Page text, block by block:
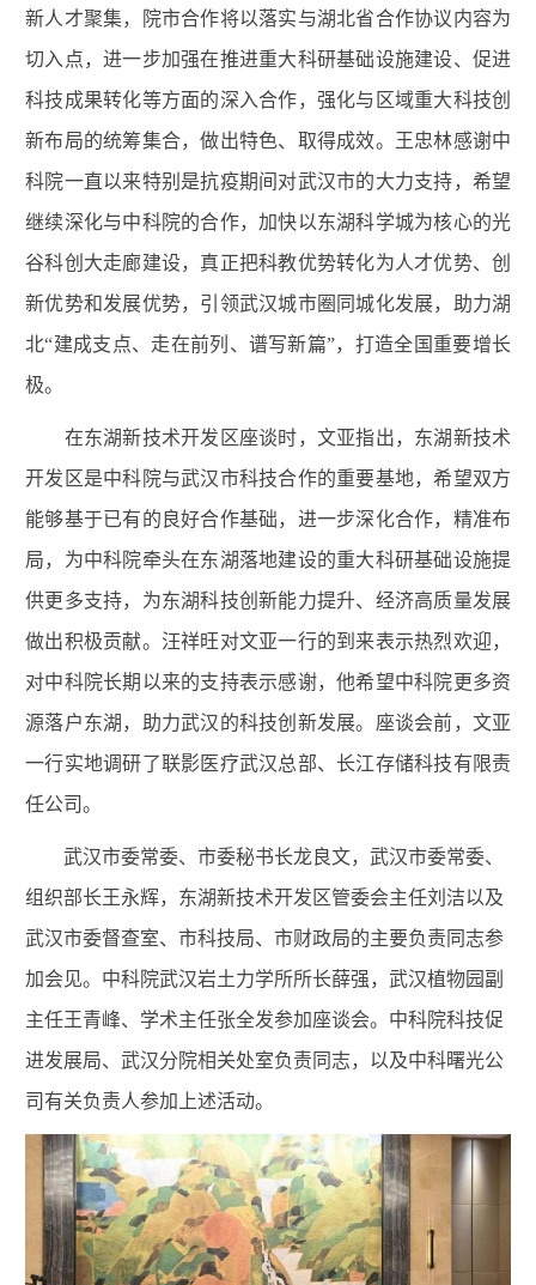
新人才聚集，院市合作将以落实与湖北省合作协议内容为
切入点，进一步加强在推进重大科研基础设施建设、促进
科技成果转化等方面的深入合作，强化与区域重大科技创
新布局的统筹集合，做出特色、取得成效。王忠林感谢中
科院一直以来特别是抗疫期间对武汉市的大力支持，希望
继续深化与中科院的合作，加快以东湖科学城为核心的光
谷科创大走廊建设，真正把科教优势转化为人才优势、创
新优势和发展优势，引领武汉城市圈同城化发展，助力湖
北“建成支点、走在前列、谱写新篇”，打造全国重要增长
极。
在东湖新技术开发区座谈时，文亚指出，东湖新技术
开发区是中科院与武汉市科技合作的重要基地，希望双方
能够基于已有的良好合作基础，进一步深化合作，精准布
局，为中科院牵头在东湖落地建设的重大科研基础设施提
供更多支持，为东湖科技创新能力提升、经济高质量发展
做出积极贡献。汪祥旺对文亚一行的到来表示热烈欢迎，
对中科院长期以来的支持表示感谢，他希望中科院更多资
源落户东湖，助力武汉的科技创新发展。座谈会前，文亚
一行实地调研了联影医疗武汉总部、长江存储科技有限责
任公司。
武汉市委常委、市委秘书长龙良文，武汉市委常委、
组织部长王永辉，东湖新技术开发区管委会主任刘洁以及
武汉市委督查室、市科技局、市财政局的主要负责同志参
加会见。中科院武汉岩土力学所所长薛强，武汉植物园副
主任王青峰、学术主任张全发参加座谈会。中科院科技促
进发展局、武汉分院相关处室负责同志，以及中科曙光公
司有关负责人参加上述活动。